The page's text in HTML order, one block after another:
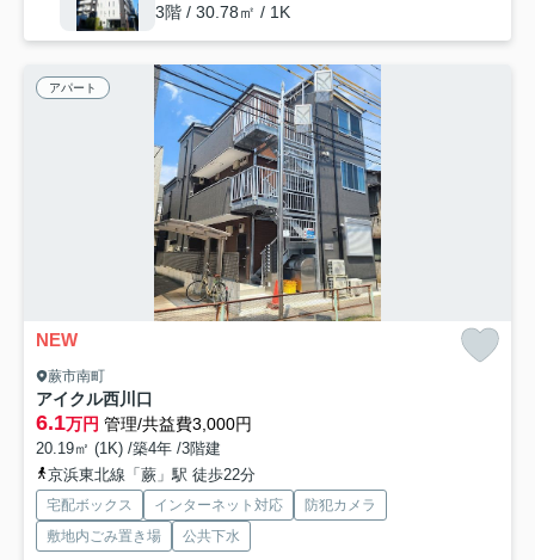
3階 / 30.78㎡ / 1K
アパート
NEW
蕨市南町
アイクル西川口
6.1万円 管理/共益費3,000円
20.19㎡ (1K) /築4年 /3階建
京浜東北線「蕨」駅 徒歩22分
宅配ボックス インターネット対応
防犯カメラ
敷地内ごみ置き場
公共下水